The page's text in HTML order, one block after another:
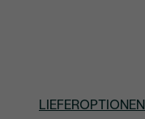
LIEFEROPTIONEN